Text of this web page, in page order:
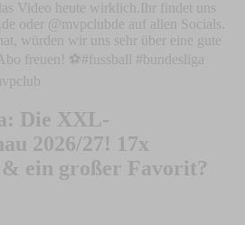
Video heute wirklich.Ihr findet uns
oder @mvpclubde auf allen Socials.
würden wir uns sehr über eine gute
freuen! ⚽️#fussball #bundesliga
Die XXL-
2026/27! 17x
ein großer Favorit?